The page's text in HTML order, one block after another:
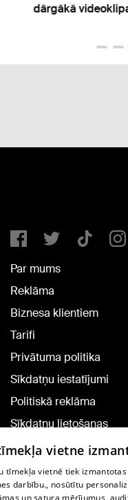
dārgākā
Par mums
Reklāma
Biznesa klientiem
Tarifi
Privātuma politika
Sīkdatņu iestatījumi
Politiskā reklāma
Sīkdatņu lietošanas
noteikumi
Komentāru
vietne
tīmekļa vietnē tiek
darbību., nosūtītu
un satura mērījumus,